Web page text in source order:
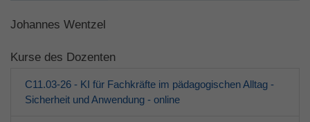
Kinder (0-6)
Grundschulkinder
Jugendliche
Johannes Wentzel
Kurse des Dozenten
C11.03-26 - KI für Fachkräfte im pädagogischen Alltag -
Sicherheit und Anwendung - online